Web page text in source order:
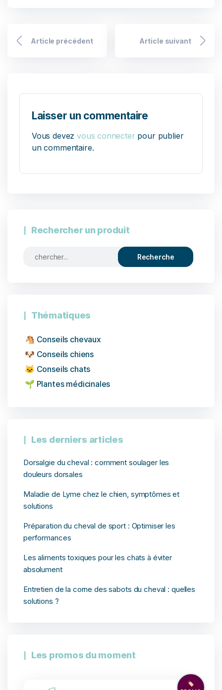
Article précédent Article suivant
Laisser un commentaire
Vous devezvous connecter pour publier
un commentaire.
Rechercher un produit
Thématiques
🐴 Conseils chevaux
🐶 Conseils chiens
🐱 Conseils chats
🌱 Plantes médicinales
Les derniers articles
Dorsalgie du cheval : comment soulager les
douleurs dorsales
Maladie de Lyme chez le chien, symptômes et
solutions
Préparation du cheval de sport : Optimiser les
performances
Les aliments toxiques pour les chats à éviter
absolument
Entretien de la corne des sabots du cheval : quelles
solutions ?
Les promos du moment
🏷️